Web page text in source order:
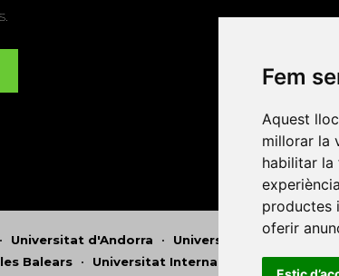
Fem
Aquest
millorar la
habilitar
productes
oferir
Universitat d'Andorra • Universitat Autònoma de
Balears • Universitat Internacional de